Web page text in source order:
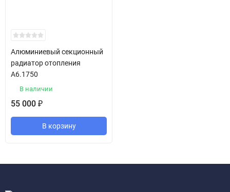
Алюминиевый секционный
радиатор отопления
A6.1750
В наличии
55 000 ₽
В корзину